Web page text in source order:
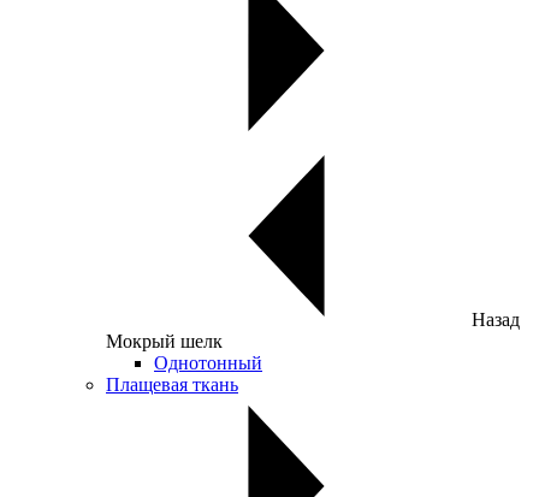
Назад
Мокрый шелк
Однотонный
Плащевая ткань